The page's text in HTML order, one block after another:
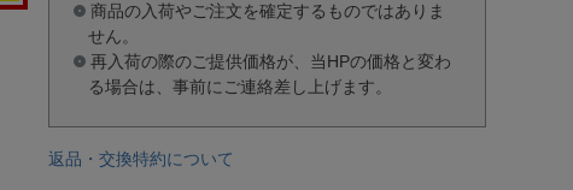
商品の入荷やご注文を確定するものではありま
せん。
再入荷の際のご提供価格が、当HPの価格と変わ
る場合は、事前にご連絡差し上げます。
返品・交換特約について